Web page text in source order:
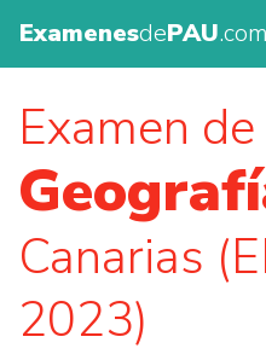
ExamenesdePAU.com
Examen de
Canarias
2023)